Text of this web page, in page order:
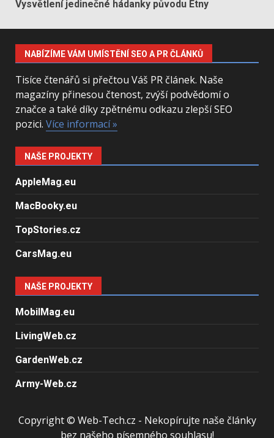
Vysvětlení jedinečné hádanky původu Etny
NABÍZÍME VÁM UMÍSTĚNÍ SEO A PR ČLÁNKŮ
Tisíce čtenářů si přečtou Váš PR článek. Naše
magazíny přinesou čtenost, zvýší podvědomí o
značce a také díky zpětnému odkazu zlepší SEO
pozici. Více informací »
NAŠE PROJEKTY
AppleMag.eu
MacBooky.eu
TopStories.cz
CarsMag.eu
NAŠE PROJEKTY
MobilMag.eu
LivingWeb.cz
GardenWeb.cz
Army-Web.cz
Copyright © Web-Tech.cz - Nekopírujte naše články
bez našeho písemného souhlasu!